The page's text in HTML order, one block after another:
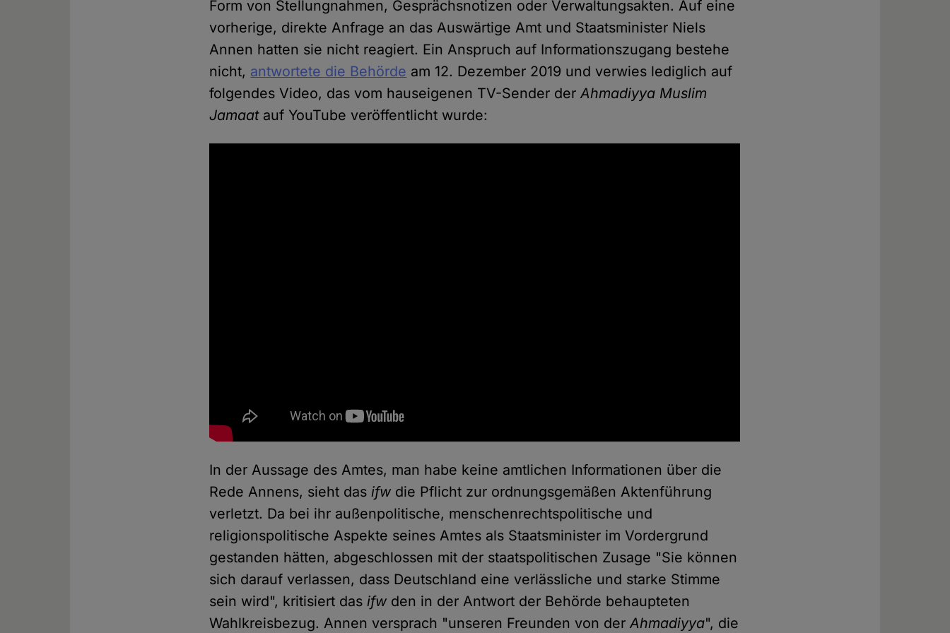
Form von Stellungnahmen, Gesprächsnotizen oder Verwaltungsakten. Auf eine
vorherige, direkte Anfrage an das Auswärtige Amt und Staatsminister Niels
Annen hatten sie nicht reagiert. Ein Anspruch auf Informationszugang bestehe
nicht, antwortete die Behörde am 12. Dezember 2019 und verwies lediglich auf
folgendes Video, das vom hauseigenen TV-Sender derAhmadiyya Muslim
Jamaatauf YouTube veröffentlicht wurde:
In der Aussage des Amtes, man habe keine amtlichen Informationen über die
Rede Annens, sieht dasifw die Pflicht zur ordnungsgemäßen Aktenführung
verletzt. Da bei ihr außenpolitische, menschenrechtspolitische und
religionspolitische Aspekte seines Amtes als Staatsminister im Vordergrund
gestanden hätten, abgeschlossen mit der staatspolitischen Zusage "Sie können
sich darauf verlassen, dass Deutschland eine verlässliche und starke Stimme
sein wird", kritisiert dasifw den in der Antwort der Behörde behaupteten
Wahlkreisbezug. Annen versprach "unseren Freunden von derAhmadiyya", die